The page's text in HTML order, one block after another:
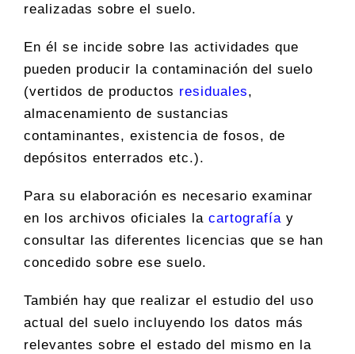
realizadas sobre el suelo.
En él se incide sobre las actividades que
pueden producir la contaminación del suelo
(vertidos de productos residuales,
almacenamiento de sustancias
contaminantes, existencia de fosos, de
depósitos enterrados etc.).
Para su elaboración es necesario examinar
en los archivos oficiales la cartografíay
consultar las diferentes licencias que se han
concedido sobre ese suelo.
También hay que realizar el estudio del uso
actual del suelo incluyendo los datos más
relevantes sobre el estado del mismo en la